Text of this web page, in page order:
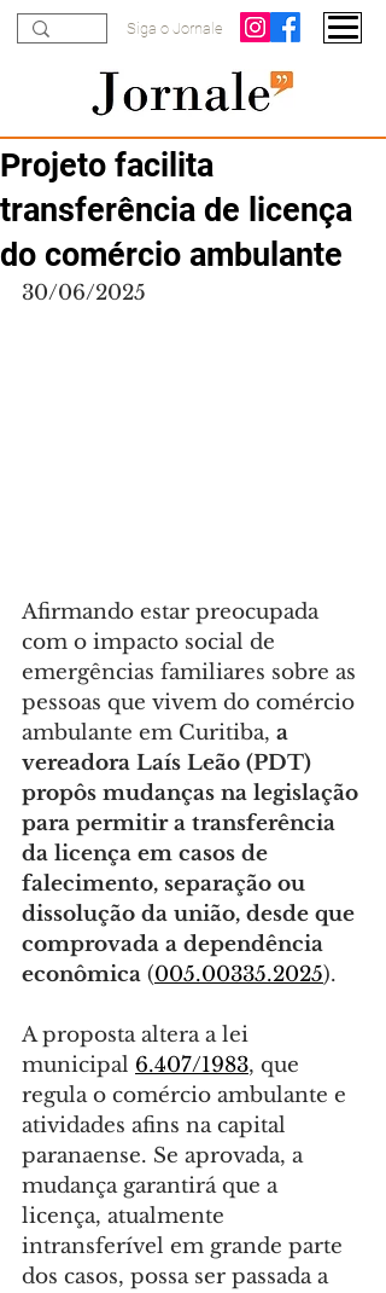
Siga o Jornale
Projeto facilita
transferência de licença
do comércio ambulante
30/06/2025
Afirmando estar preocupada
com o impacto social de
emergências familiares sobre as
pessoas que vivem do comércio
ambulante em Curitiba, a
vereadora Laís Leão (PDT)
propôs mudanças na legislação
para permitir a transferência
da licença em casos de
falecimento, separação ou
dissolução da união, desde que
comprovada a dependência
econômica (005.00335.2025).
A proposta altera a lei
municipal 6.407/1983, que
regula o comércio ambulante e
atividades afins na capital
paranaense. Se aprovada, a
mudança garantirá que a
licença, atualmente
intransferível em grande parte
dos casos, possa ser passada a